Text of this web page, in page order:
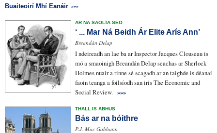
Buaiteoirí Mhí Eanáir »»»
AR NA SAOLTA SEO
‘ ... Mar Ná Beidh Ár Elite Arís Ann’
Breandán Delap
I ndeireadh an lae ba ar Inspector Jacques Clouseau is
mó a smaoinigh Breandán Delap seachas ar Sherlock
Holmes nuair a rinne sé scagadhar antaighde is déanaí
faoin teanga a foilsíodh san iris The Economic and
Social Review. »»»
THALL IS ABHUS
Bás ar na bóithre
P.J. Mac Gabhann